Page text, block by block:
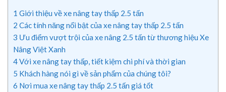
1 Giới thiệu về xe nâng tay thấp 2.5 tấn
2 Các tính năng nổi bật của xe nâng tay thấp 2.5 tấn
3 Ưu điểm vượt trội của xe nâng 2.5 tấn từ thương hiệu Xe
Nâng Việt Xanh
4Với xe nâng tay thấp, tiết kiệm chi phí và thời gian
5 Khách hàng nói gì về sản phẩm của chúng tôi?
6 Nơi mua xe nâng tay thấp 2.5 tấn giá tốt